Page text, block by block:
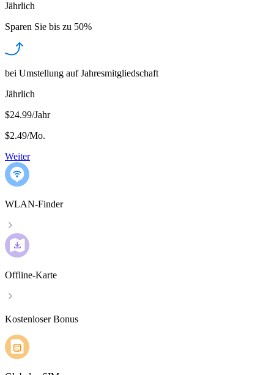
Jährlich
Sparen Sie bis zu 50%
bei Umstellung auf Jahresmitgliedschaft
Jährlich
$24.99/Jahr
$2.49/Mo.
Weiter
WLAN-Finder
Offline-Karte
Kostenloser Bonus